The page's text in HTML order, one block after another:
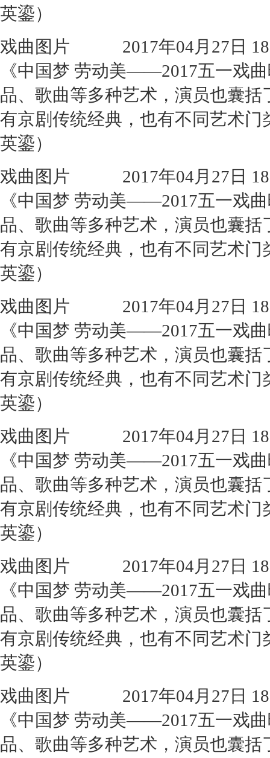
英鎏）
戏曲图片 2017年04月27日
《中国梦 劳动美——2017五一戏
品、歌曲等多种艺术，演员也囊
有京剧传统经典，也有不同艺术
英鎏）
戏曲图片 2017年04月27日
《中国梦 劳动美——2017五一戏
品、歌曲等多种艺术，演员也囊
有京剧传统经典，也有不同艺术
英鎏）
戏曲图片 2017年04月27日
《中国梦 劳动美——2017五一戏
品、歌曲等多种艺术，演员也囊
有京剧传统经典，也有不同艺术
英鎏）
戏曲图片 2017年04月27日
《中国梦 劳动美——2017五一戏
品、歌曲等多种艺术，演员也囊
有京剧传统经典，也有不同艺术
英鎏）
戏曲图片 2017年04月27日
《中国梦 劳动美——2017五一戏
品、歌曲等多种艺术，演员也囊
有京剧传统经典，也有不同艺术
英鎏）
戏曲图片 2017年04月27日
《中国梦 劳动美——2017五一戏
品、歌曲等多种艺术，演员也囊